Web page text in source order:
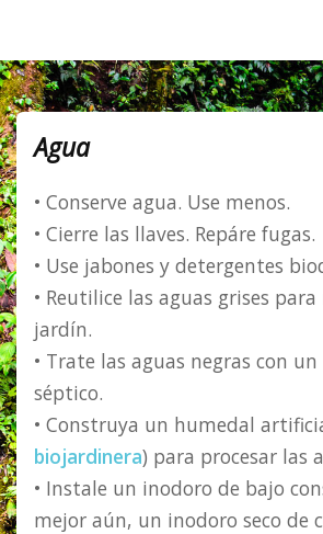
Agua
• Conserve agua. Use menos.
• Cierre las llaves. Repáre fugas.
• Use jabones y detergentes
• Reutilice las aguas grises para
jardín.
• Trate las aguas negras con
séptico.
• Construya un humedal
biojardinera) para procesar las
• Instale un inodoro de bajo
mejor aún, un inodoro seco de